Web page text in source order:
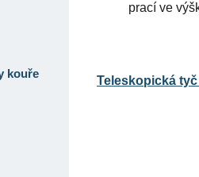
kouře
prací ve
Teleskopická